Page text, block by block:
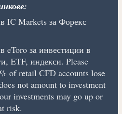
IC Markets за Форекс
eToro за инвестиции в
ETF, индекси. Please
of retail CFD accounts lose
not amount to investment
investments may go up or
risk.